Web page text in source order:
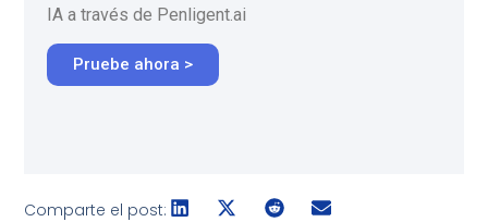
IA a través de Penligent.ai
Pruebe ahora >
Comparte el post: